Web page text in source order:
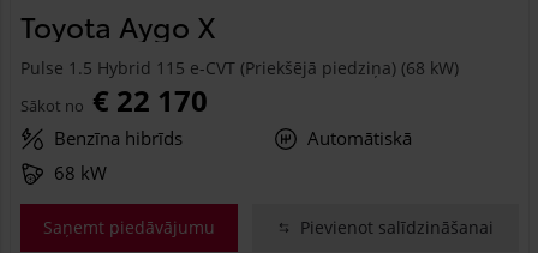
Toyota Aygo X
Pulse 1.5 Hybrid 115 e-CVT (Priekšējā piedziņa) (68 kW)
Sākot no € 22 170
Benzīna hibrīds
Automātiskā
68 kW
Saņemt piedāvājumu Pievienot salīdzināšanai